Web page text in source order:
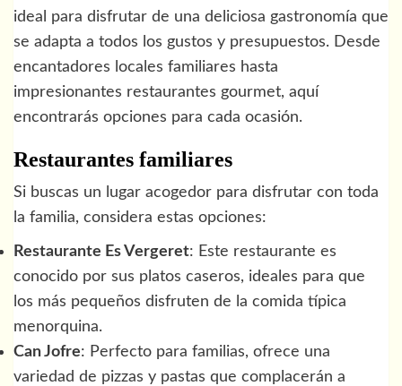
ideal para disfrutar de una deliciosa gastronomía que
se adapta a todos los gustos y presupuestos. Desde
encantadores locales familiares hasta
impresionantes restaurantes gourmet, aquí
encontrarás opciones para cada ocasión.
Restaurantes familiares
Si buscas un lugar acogedor para disfrutar con toda
la familia, considera estas opciones:
Restaurante Es Vergeret: Este restaurante es
conocido por sus platos caseros, ideales para que
los más pequeños disfruten de la comida típica
menorquina.
Can Jofre: Perfecto para familias, ofrece una
variedad de pizzas y pastas que complacerán a